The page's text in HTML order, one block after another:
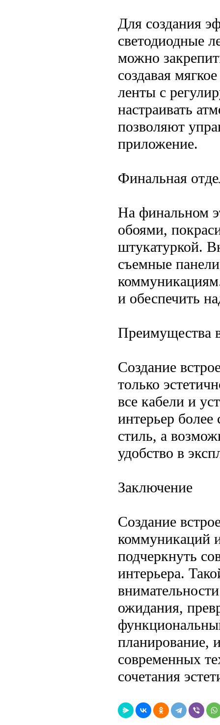
Для создания
светодиодные
можно
создавая
ленты с
настраивать
позволяют
приложение.
Финальная
На финальном
обоями,
штукатуркой.
съемные
и обеспечить
Преимущества
Создание
только
все кабели и
интерьер
стиль, а
удобство в
Заключение
Создание
коммуникаций
подчеркнуть
интерьера.
ожидания,
планирование,
современных
сочетания